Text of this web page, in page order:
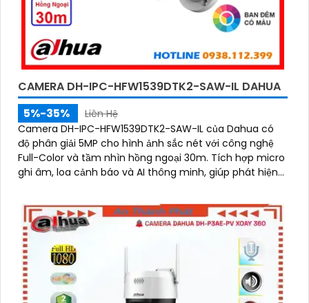
CAMERA DH-IPC-HFW1539DTK2-SAW-IL DAHUA
5%-35%
Liên Hệ
Camera DH-IPC-HFW1539DTK2-SAW-IL của Dahua có
độ phân giải 5MP cho hình ảnh sắc nét với công nghệ
Full-Color và tầm nhìn hồng ngoại 30m. Tích hợp micro
ghi âm, loa cảnh báo và AI thông minh, giúp phát hiện